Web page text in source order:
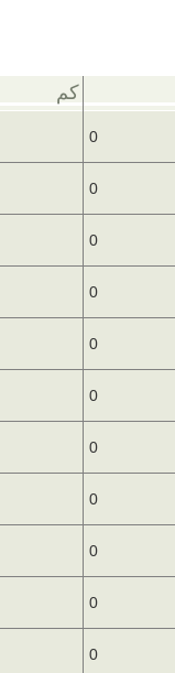
کم
0
0
0
0
0
0
0
0
0
0
0